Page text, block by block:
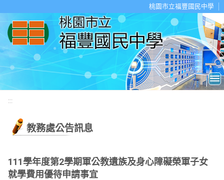
桃園市立福豐國民中學
:::
教務處公告訊息
111學年度第2學期軍公教遺族及身心障礙榮軍子女
就學費用優待申請事宜